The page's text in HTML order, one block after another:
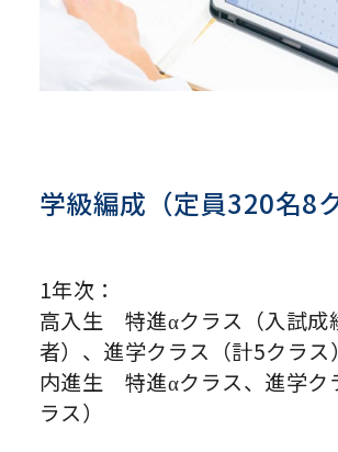
学級編成（定員320名8
1年次：
高入生 特進αクラス（入試成
者）、進学クラス（計5クラス）
内進生 特進αクラス、進学ク
ラス）